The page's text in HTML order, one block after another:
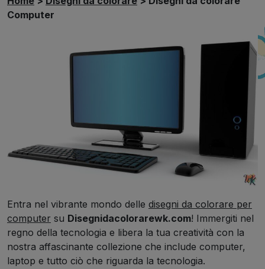
Computer
Entra nel vibrante mondo delle disegni da colorare per
computer su Disegnidacolorarewk.com! Immergiti nel
regno della tecnologia e libera la tua creatività con la
nostra affascinante collezione che include computer,
laptop e tutto ciò che riguarda la tecnologia.